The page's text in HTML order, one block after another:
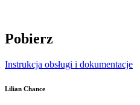
Pobierz
Instrukcja obsługi i dokumentacje
Lilian Chance